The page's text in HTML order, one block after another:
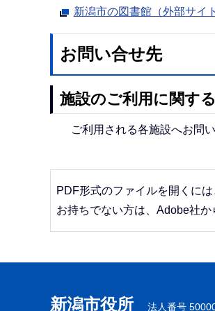
新潟市の図書館（外部サイト
お問い合せ先
施設のご利用に関す
ご利用される各施設へお問い
PDF形式のファイルを開くに
お持ちでない方は、Adobe社か
新潟市役所 法人番号